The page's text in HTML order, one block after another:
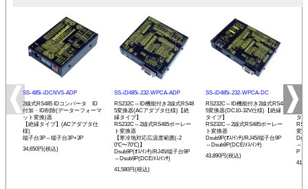
SS-485i-iDCNVS-ADP
2線式RS485 IDコンバータ ID
付加・ID削除(データーフォーマ
ット変換)器
【絶縁タイプ】(ACアダプタ仕
様)
端子台3P⇔端子台3P+3P
34,650円(税込)
SS-iD485i-232-WPCA-ADP
RS232C⇔ID機能付き2線式RS48
5変換器(ACアダプタ仕様)【絶
縁タイプ】
RS232C⇔2線式RS485ボーレー
ト変換器
【寒冷地対応広温度範囲(-2
0℃〜70℃)】
Dsub9P(ｵｽ/ｲﾝﾁ)/RJ45/端子台9P
⇔Dsub9P(DCE/ﾒｽ/ｲﾝﾁ)
41,580円(税込)
SS-iD485i-232-WPCA-DC
RS232C⇔ID機能付き2線式RS48
5変換器(DC10-32V仕様)【絶縁
タイプ】
RS232C⇔2線式RS485ボーレー
ト変換器
Dsub9P(ｵｽ/ｲﾝﾁ)/RJ45/端子台9P
⇔Dsub9P(DCE/ﾒｽ/ｲﾝﾁ)
43,890円(税込)
タ
変
P